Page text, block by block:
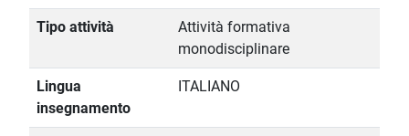
Tipo attività
Attività formativa
monodisciplinare
Lingua
insegnamento
ITALIANO